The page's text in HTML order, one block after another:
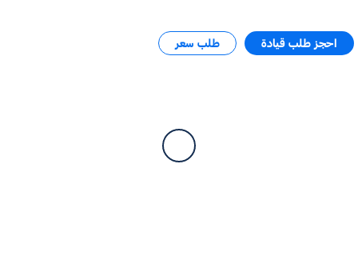
احجز طلب قيادة طلب سعر​